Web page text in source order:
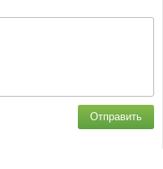
Отправить